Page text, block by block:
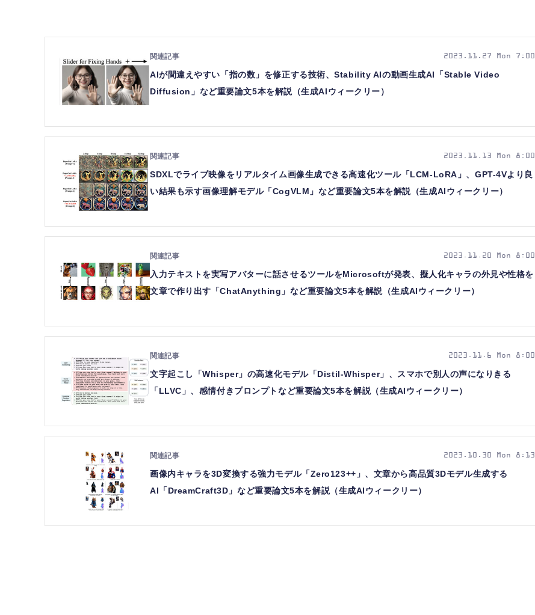
AIが間違えやすい「指の数」を修正する技術、Stability AIの動画生成AI「Stable Video
Diffusion」など重要論文5本を解説（生成AIウィークリー）
2023.11.27 Mon 7:00
SDXLでライブ映像をリアルタイム画像生成できる高速化ツール「LCM-LoRA」、GPT-4Vより良
い結果も示す画像理解モデル「CogVLM」など重要論文5本を解説（生成AIウィークリー）
2023.11.13 Mon 8:00
入力テキストを実写アバターに話させるツールをMicrosoftが発表、擬人化キャラの外見や性格を
文章で作り出す「ChatAnything」など重要論文5本を解説（生成AIウィークリー）
2023.11.20 Mon 8:00
文字起こし「Whisper」の高速化モデル「Distil-Whisper」、スマホで別人の声になりきる
「LLVC」、感情付きプロンプトなど重要論文5本を解説（生成AIウィークリー）
2023.11.6 Mon 8:00
画像内キャラを3D変換する強力モデル「Zero123++」、文章から高品質3Dモデル生成する
AI「DreamCraft3D」など重要論文5本を解説（生成AIウィークリー）
2023.10.30 Mon 8:13